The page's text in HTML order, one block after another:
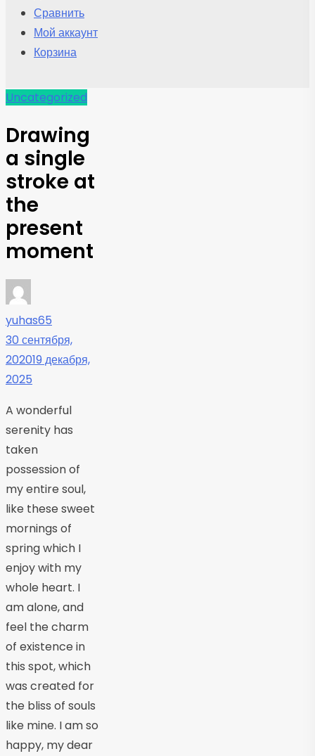
Сравнить
Мой аккаунт
Корзина
Uncategorized
Drawing
a single
stroke at
the
present
moment
yuhas65
30 сентября,
202019 декабря,
2025
A wonderful
serenity has
taken
possession of
my entire soul,
like these sweet
mornings of
spring which I
enjoy with my
whole heart. I
am alone, and
feel the charm
of existence in
this spot, which
was created for
the bliss of souls
like mine. I am so
happy, my dear